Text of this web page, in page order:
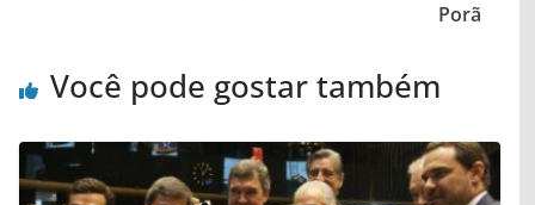
Porã
Você pode gostar também